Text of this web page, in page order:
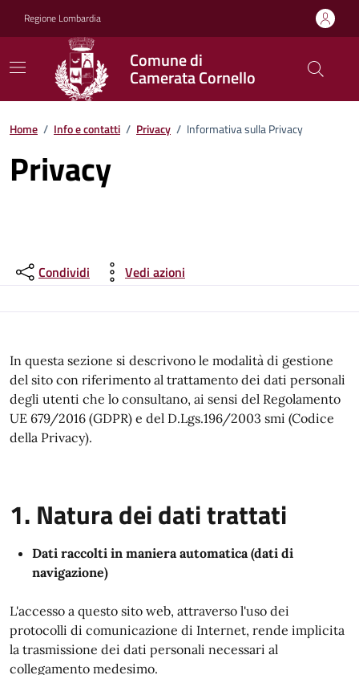
Regione Lombardia
Comune di
Camerata Cornello
Home / Info e contatti / Privacy / Informativa sulla Privacy
Privacy
Condividi Vedi azioni
In questa sezione si descrivono le modalità di gestione
del sito con riferimento al trattamento dei dati personali
degli utenti che lo consultano, ai sensi del Regolamento
UE 679/2016 (GDPR) e del D.Lgs.196/2003 smi (Codice
della Privacy).
1. Natura dei dati trattati
Dati raccolti in maniera automatica (dati di
navigazione)
L'accesso a questo sito web, attraverso l'uso dei
protocolli di comunicazione di Internet, rende implicita
la trasmissione dei dati personali necessari al
collegamento medesimo.